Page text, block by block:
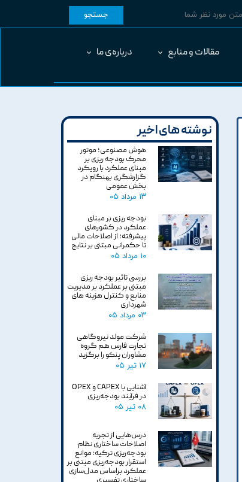
جستجو
مقالات و منابع درباره‌ی ما
نوشته های اخیر
هوش مصنوعی؛ موتور
محرک بودجه ریزی بر
مبنای عملکرد با رویکرد
گزارشگری بهنگام در
بخش عمومی
۱۳ مرداد ۰۵
بودجه ریزی بر مبنای
عملکرد در کشورهای
پیشرفته؛ از اصلاحات مالی
تا حکمرانی مبتنی بر نتایج
۱۰ مرداد ۰۵
بررسی تاثیر بودجه ریزی
مبتنی بر عملکرد بر مدیریت
منابع و کنترل هزینه های
شهرداری
۰۳ مرداد ۰۵
شرکت مولد نیروگاهی
تجارت فارس هم گروه
مشاوران پنکو را برگزید
۱۷ تیر ۰۵
آشنایی با CAPEX و OPEX
در فرآیند بودجه‌ریزی
۰۸ تیر ۰۵
درس‌هایی از تجربه
اصلاحات ساختاری نظام
بودجه‌ریزی ترکیه: موانع
استقرار بودجه‌ریزی مبتنی بر
عملکرد براساس مدل‌سازی